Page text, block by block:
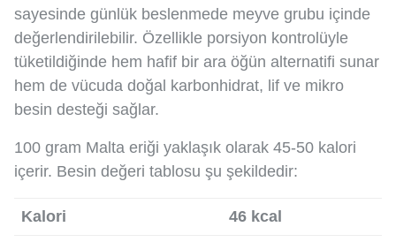
sayesinde günlük beslenmede meyve grubu içinde
değerlendirilebilir. Özellikle porsiyon kontrolüyle
tüketildiğinde hem hafif bir ara öğün alternatifi sunar
hem de vücuda doğal karbonhidrat, lif ve mikro
besin desteği sağlar.
100 gram Malta eriği yaklaşık olarak 45-50 kalori
içerir. Besin değeri tablosu şu şekildedir:
Kalori 46 kcal